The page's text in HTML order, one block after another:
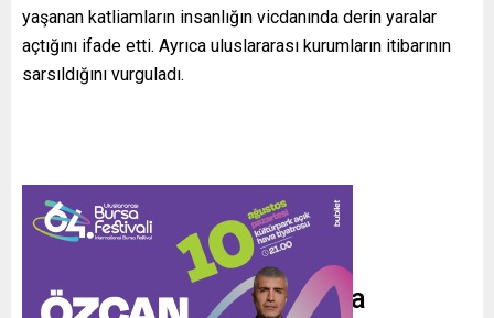
yaşanan katliamların insanlığın vicdanında derin yaralar
açtığını ifade etti. Ayrıca uluslararası kurumların itibarının
sarsıldığını vurguladı.
Türkiye’nin Rolü ve Ankara